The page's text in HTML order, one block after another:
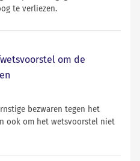
te verliezen.
om de
bezwaren tegen het
ook om het wetsvoorstel niet